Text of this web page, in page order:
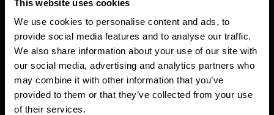
This website uses cookies
We use cookies to personalise content and ads, to
provide social media features and to analyse our traffic.
We also share information about your use of our site with
our social media, advertising and analytics partners who
may combine it with other information that you’ve
provided to them or that they’ve collected from your use
of their services.
Tensionado De Pernos En Kuwait
Proyecto Del Túnel Tideway Del Támesis